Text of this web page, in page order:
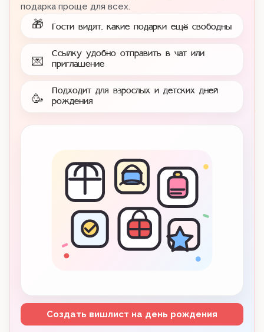
подарка проще для всех.
🎁 Гости видят, какие подарки ещё свободны
💌
Ссылку удобно отправить в чат или
приглашение
🥳
Подходит для взрослых и детских дней
рождения
Создать вишлист на день рождения